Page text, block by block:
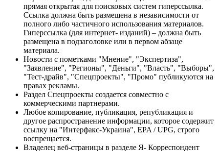
прямая открытая для поисковых систем гиперссылка.
Ссылка должна быть размещена в независимости от
полного либо частичного использования материалов.
Гиперссылка (для интернет- изданий) – должна быть
размещена в подзаголовке или в первом абзаце
материала.
Новости с пометками "Мнение", "Экспертиза",
"Заявление", "Регионы", "Деньги", "Власть", "Выборы",
"Тест-драйв", "Спецпроекты", "Промо" публикуются на
правах рекламы.
Раздел Спецпроекты создается совместно с
коммерческими партнерами.
Любое копирование, публикация, републикация и
другое распространение информации, которое содержит
ссылку на "Интерфакс-Украина", EPA / UPG, строго
воспрещается.
Владелец веб-страницы в разделе Я- Корреспондент